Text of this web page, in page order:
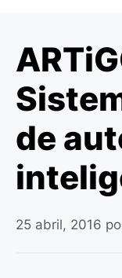
de
25 abril, 2016